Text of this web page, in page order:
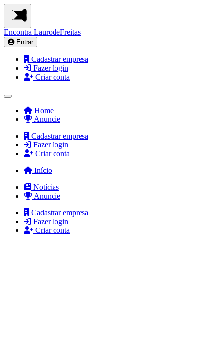
Encontra LaurodeFreitas
Entrar
Cadastrar empresa
Fazer login
Criar conta
Home
Anuncie
Cadastrar empresa
Fazer login
Criar conta
Início
Notícias
Anuncie
Cadastrar empresa
Fazer login
Criar conta